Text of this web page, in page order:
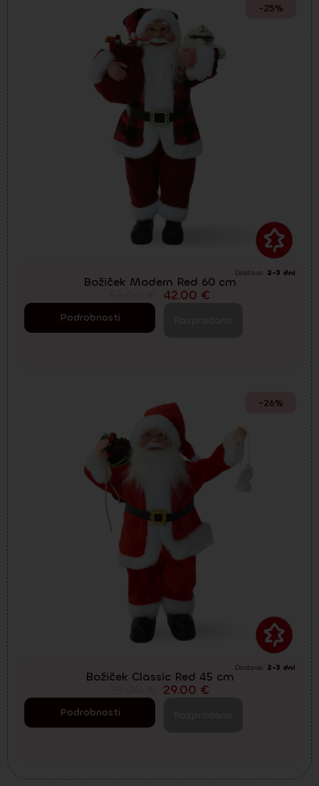
-25%
Dostava: 2-3 dni
Božiček Modern Red 60 cm
42.00 €
Podrobnosti
-26%
Dostava: 2-3 dni
Božiček Classic Red 45 cm
29.00 €
Podrobnosti